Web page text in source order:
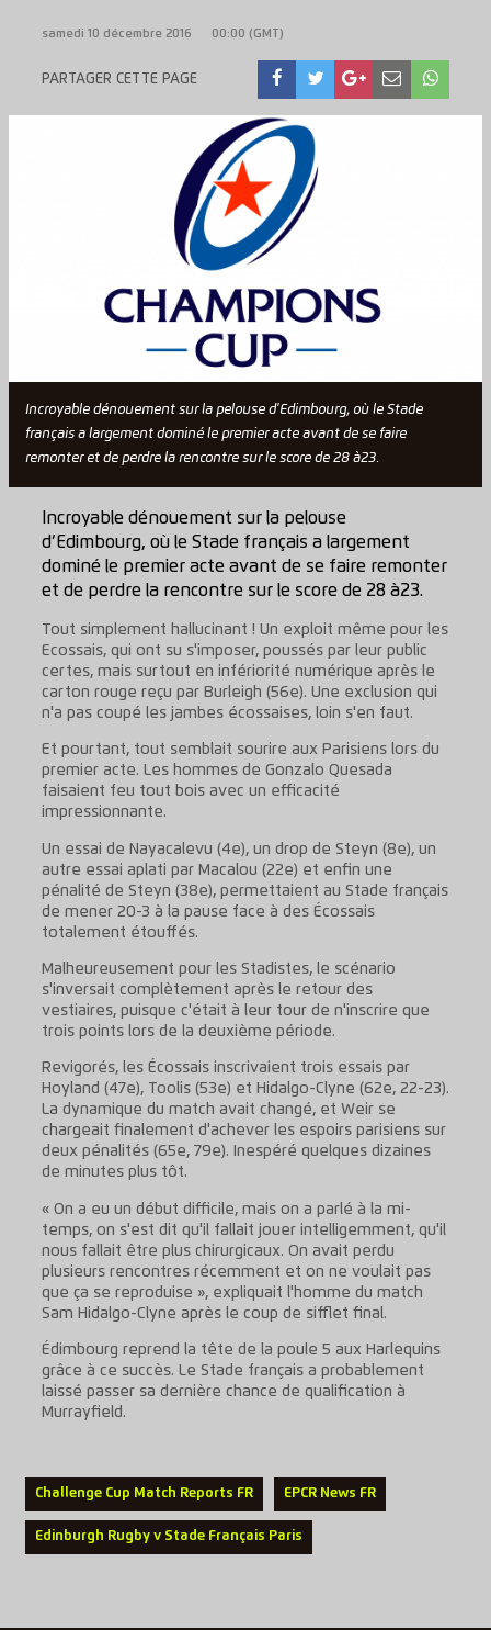
samedi 10 décembre 2016 00:00 (GMT)
PARTAGER CETTE PAGE
Incroyable dénouement sur la pelouse d'Edimbourg, où le Stade
français a largement dominé le premier acte avant de se faire
remonter et de perdre la rencontre sur le score de 28 à23.
Incroyable dénouement sur la pelouse
d’Edimbourg, où le Stade français a largement
dominé le premier acte avant de se faire remonter
et de perdre la rencontre sur le score de 28 à23.
Tout simplement hallucinant ! Un exploit même pour les
Ecossais, qui ont su s'imposer, poussés par leur public
certes, mais surtout en infériorité numérique après le
carton rouge reçu par Burleigh (56e). Une exclusion qui
n'a pas coupé les jambes écossaises, loin s'en faut.
Et pourtant, tout semblait sourire aux Parisiens lors du
premier acte. Les hommes de Gonzalo Quesada
faisaient feu tout bois avec un efficacité
impressionnante.
Un essai de Nayacalevu (4e), un drop de Steyn (8e), un
autre essai aplati par Macalou (22e) et enfin une
pénalité de Steyn (38e), permettaient au Stade français
de mener 20-3 à la pause face à des Écossais
totalement étouffés.
Malheureusement pour les Stadistes, le scénario
s'inversait complètement après le retour des
vestiaires, puisque c'était à leur tour de n'inscrire que
trois points lors de la deuxième période.
Revigorés, les Écossais inscrivaient trois essais par
Hoyland (47e), Toolis (53e) et Hidalgo-Clyne (62e, 22-23).
La dynamique du match avait changé, et Weir se
chargeait finalement d'achever les espoirs parisiens sur
deux pénalités (65e, 79e). Inespéré quelques dizaines
de minutes plus tôt.
« On a eu un début difficile, mais on a parlé à la mi-
temps, on s'est dit qu'il fallait jouer intelligemment, qu'il
nous fallait être plus chirurgicaux. On avait perdu
plusieurs rencontres récemment et on ne voulait pas
que ça se reproduise », expliquait l'homme du match
Sam Hidalgo-Clyne après le coup de sifflet final.
Édimbourg reprend la tête de la poule 5 aux Harlequins
grâce à ce succès. Le Stade français a probablement
laissé passer sa dernière chance de qualification à
Murrayfield.
Challenge Cup Match Reports FR EPCR News FR
Edinburgh Rugby v Stade Français Paris